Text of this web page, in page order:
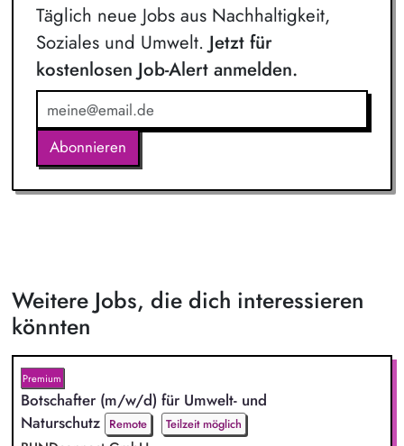
Täglich neue Jobs aus Nachhaltigkeit,
Soziales und Umwelt. Jetzt für
kostenlosen Job-Alert anmelden.
Abonnieren
Weitere Jobs, die dich interessieren
könnten
Premium
Botschafter (m/w/d) für Umwelt- und
Naturschutz Remote Teilzeit möglich